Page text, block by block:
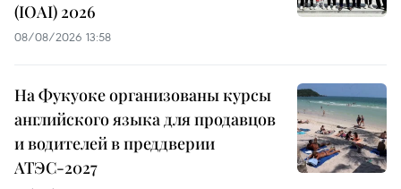
(IOAI) 2026
08/08/2026 13:58
На Фукуоке организованы курсы
английского языка для продавцов
и водителей в преддверии
АТЭС-2027